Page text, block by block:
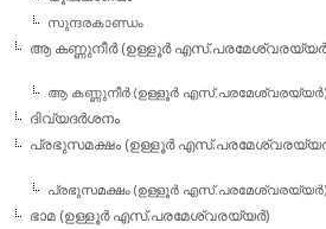
സുന്ദരകാണ്ഡം
ആ കണ്ണുനീര്‍ (ഉള്ളൂര്‍
ആ കണ്ണുനീര്‍ (ഉള്ളൂര്‍ എസ്.പരമേശ്വരയ്യര്‍)
ദിവ്യദര്‍ശനം
പ്രഭുസമക്ഷം (ഉള്ളൂര്‍
പ്രഭുസമക്ഷം (ഉള്ളൂര്‍ എസ്.പരമേശ്വരയ്യര്‍)
ഭാമ (ഉള്ളൂര്‍ എസ്.പരമേശ്വരയ്യര്‍)